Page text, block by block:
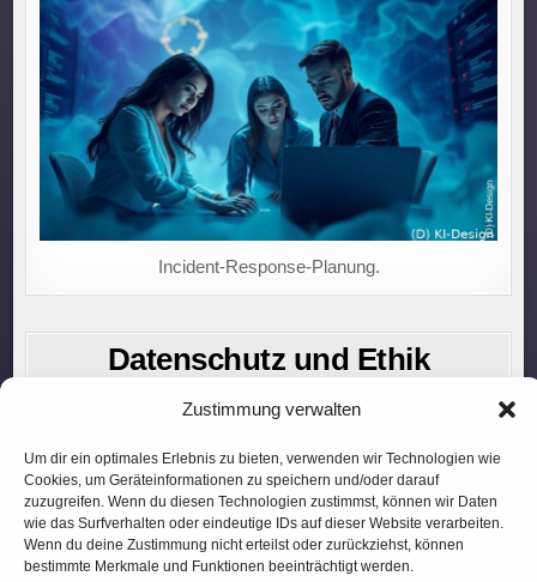
Zustimmung verwalten
Um dir ein optimales Erlebnis zu bieten, verwenden wir Technologien wie
Cookies, um Geräteinformationen zu speichern und/oder darauf
zuzugreifen. Wenn du diesen Technologien zustimmst, können wir Daten
wie das Surfverhalten oder eindeutige IDs auf dieser Website verarbeiten.
Wenn du deine Zustimmung nicht erteilst oder zurückziehst, können
bestimmte Merkmale und Funktionen beeinträchtigt werden.
Incident-Response-Planung.
Datenschutz und Ethik